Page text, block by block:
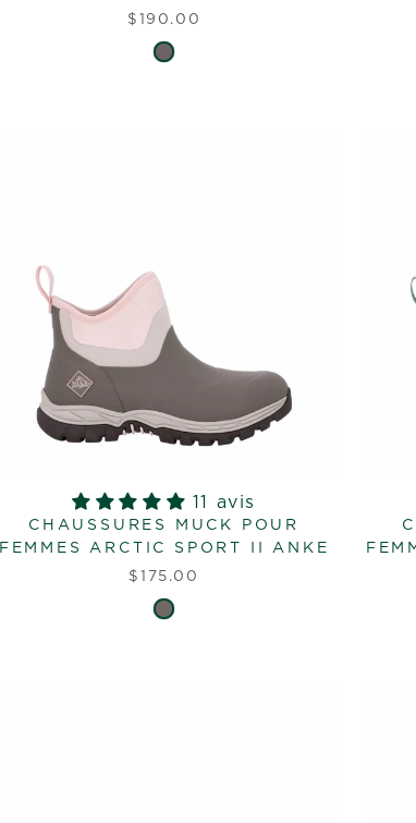
$190.00
11 avis
CHAUSSURES MUCK POUR
FEMMES ARCTIC SPORT II ANKE
$175.00